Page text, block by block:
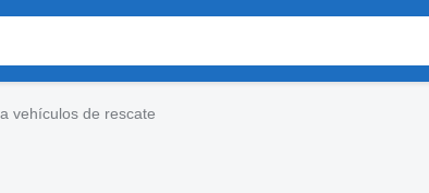
vehículos de rescate